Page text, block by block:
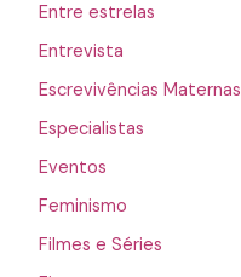
Entre estrelas
Entrevista
Escrevivências Maternas
Especialistas
Eventos
Feminismo
Filmes e Séries